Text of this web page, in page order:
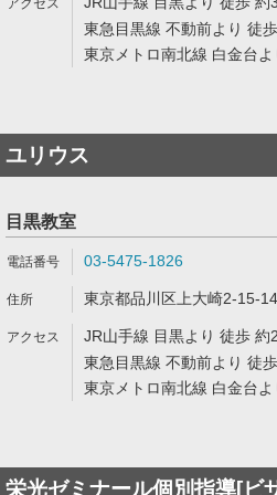
東急目黒線 不動前より 徒
東京メトロ南北線 白金台
ユリウス
目黒教室
03-5475-1826
東京都品川区上大崎2-15-
JR山手線 目黒より 徒歩 約
東急目黒線 不動前より 徒
東京メトロ南北線 白金台
栄光ゼミナール個別指導[ビ